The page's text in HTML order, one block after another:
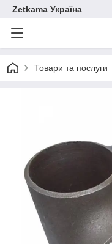
Zetkama Україна
Товари та послуги